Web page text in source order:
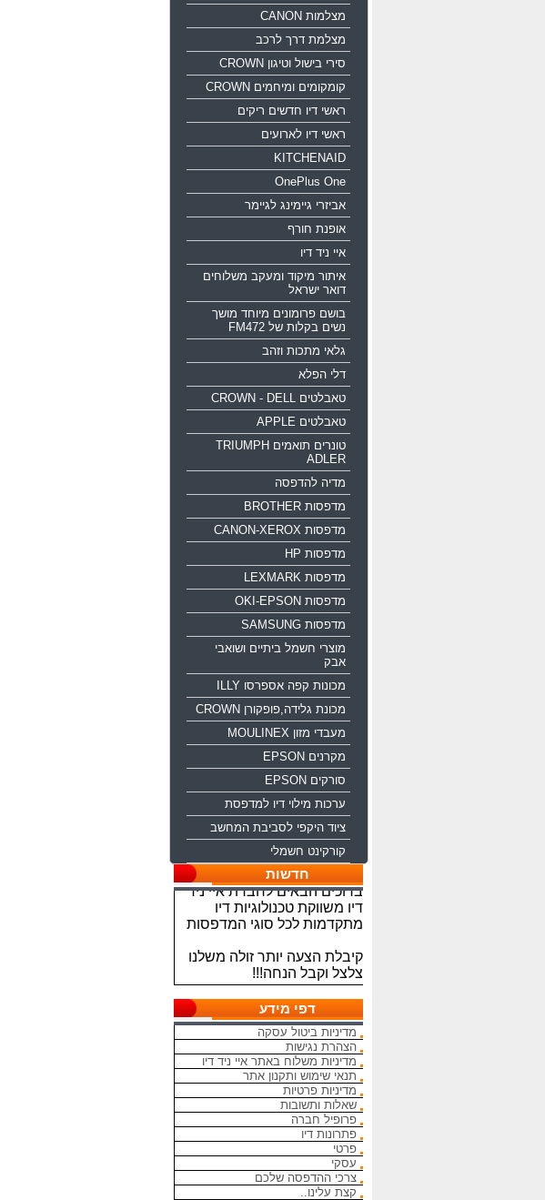
מצלמות CANON
מצלמת דרך לרכב
סירי בישול וטיגון CROWN
קומקומים ומיחמים CROWN
ראשי דיו חדשים ריקים
ראשי דיו לארועים
KITCHENAID
OnePlus One
אביזרי גיימינג לגיימר
אופנת חורף
איי ניד דיו
איתור מיקוד ומעקב משלוחים
דואר ישראל
בושם פרומונים מיוחד מושך
נשים בקלות של FM472
גלאי מתכות וזהב
דלי הפלא
טאבלטים CROWN - DELL
טאבלטים APPLE
טונרים תואמים TRIUMPH
ADLER
מדיה להדפסה
מדפסות BROTHER
מדפסות CANON-XEROX
מדפסות HP
מדפסות LEXMARK
מדפסות OKI-EPSON
מדפסות SAMSUNG
מוצרי חשמל ביתיים ושואבי
אבק
מכונות קפה אספרסו ILLY
מכונת גלידה,פופקורן CROWN
מעבדי מזון MOULINEX
מקרנים EPSON
סורקים EPSON
ערכות מילוי דיו למדפסת
ציוד היקפי לסביבת המחשב
קורקינט חשמלי
חדשות
ברוכים הבאים לחברת איי ניד
דיו משווקת טכנולוגיות דיו
מתקדמות לכל סוגי המדפסות
צלצל וקבל הנחה!!!
מתחייבים להיות הכי זולים
בארץ בראשי הדיו והטונרים
התואמים, יש אפשרות למשלוח
מהיום להיום
המחירים באתר אינם סופיים,יש
הנחה על קניה כמותית פרטים
במרכז ההזמנות
מאמינים אך ורק ביחס אישי
הוגן ובהקשבה
ללקוחות.בזכותכם הצלחתנו
דפי מידע
מדיניות ביטול עסקה
הצהרת נגישות
מדיניות משלוח באתר איי ניד דיו
תנאי שימוש ותקנון אתר
מדיניות פרטיות
שאלות ותשובות
פרופיל חברה
פתרונות דיו
פרטי
עסקי
צרכי ההדפסה שלכם
קצת עלינו..